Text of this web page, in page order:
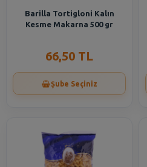
Barilla Tortigloni Kalın
Kesme Makarna 500 gr
66,50 TL
Şube Seçiniz